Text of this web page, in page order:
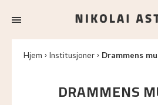
Hjem Institusjoner Drammens
DRAMMENS